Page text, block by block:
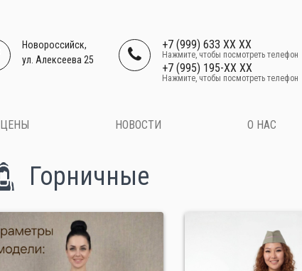
Новороссийск,
ул. Алексеева 25
+7 (999) 633 XX XX
Нажмите, чтобы посмотреть телефон
+7 (995) 195-XX XX
Нажмите, чтобы посмотреть телефон
ЦЕНЫ НОВОСТИ О НАС
Горничные